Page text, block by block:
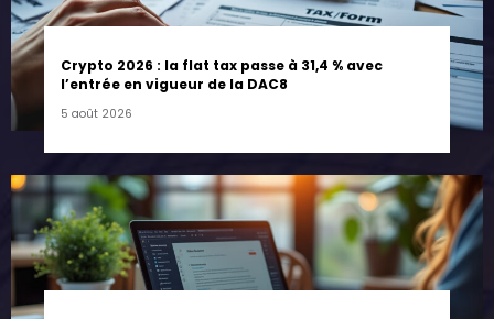
Crypto 2026 : la flat tax passe à 31,4 % avec
l’entrée en vigueur de la DAC8
5 août 2026